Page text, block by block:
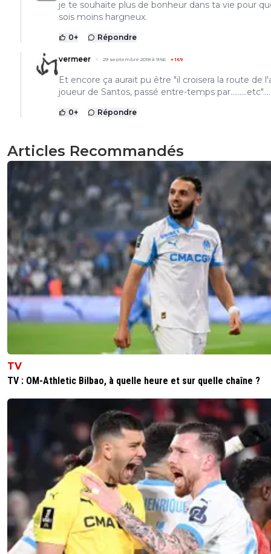
je te souhaite plus de bonheur dans ta vie pour
sois moins hargneux.
0+ Répondre
vermeer 29 septembre 2018 à 9:56 +169
Et encore ça aurait pu être "il croisera la route de
joueur de Santos, passé entre-temps
0+ Répondre
Articles Recommandés
TV
TV : OM-Athletic Bilbao, à quelle heure et sur quelle chaîne ?